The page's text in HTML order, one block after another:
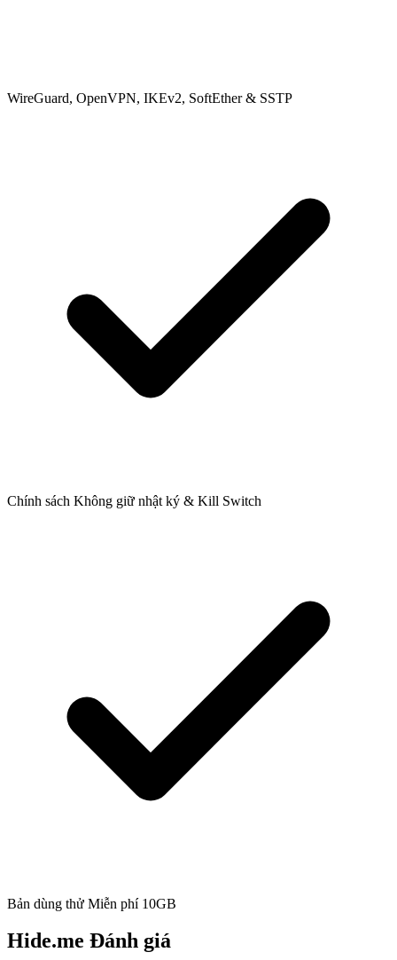
WireGuard, OpenVPN, IKEv2, SoftEther & SSTP
Chính sách Không giữ nhật ký & Kill Switch
Bản dùng thử Miễn phí 10GB
Hide.me Đánh giá